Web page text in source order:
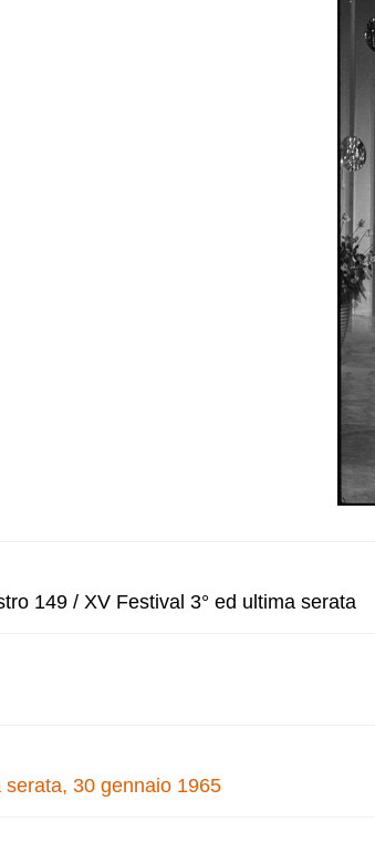
149 / XV Festival 3° ed ultima serata
serata, 30 gennaio 1965